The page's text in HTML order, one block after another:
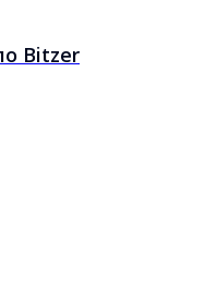
Bitzer